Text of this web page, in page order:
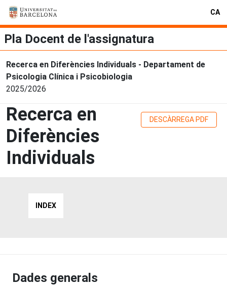
CA
Pla Docent de l'assignatura
Recerca en Diferències Individuals - Departament de
Psicologia Clínica i Psicobiologia
2025/2026
Recerca en
Diferències
Individuals
DESCÀRREGA PDF
INDEX
Dades generals